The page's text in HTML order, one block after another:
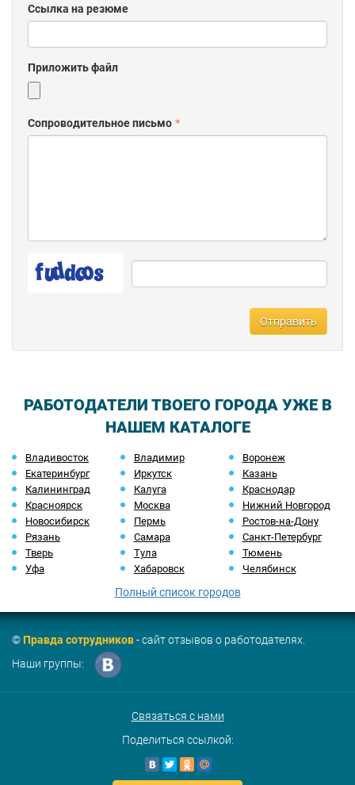
Ссылка на резюме
Приложить файл
Сопроводительное письмо
Отправить
РАБОТОДАТЕЛИ ТВОЕГО ГОРОДА УЖЕ В
НАШЕМ КАТАЛОГЕ
Владивосток Владимир
Воронеж
Екатеринбург
Иркутск
Казань
Калининград
Калуга
Краснодар
Красноярск
Москва
Нижний Новгород
Новосибирск
Пермь
Ростов-на-Дону
Рязань
Самара
Санкт-Петербург
Тверь
Тула
Тюмень
Уфа
Хабаровск Челябинск
Полный список городов
©Правда сотрудников- сайт отзывов о работодателях.
Наши группы:
Связаться с нами
Поделиться ссылкой: